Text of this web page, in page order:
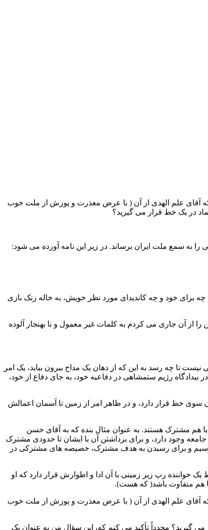
که آقای علم الهدی از آن ( با عرض معذرت و پوزش از ملت خوب
در یک خط قرار می گیرید؟
به سمع ملت ایران برساند. در زیر این نامه آورده می شود:
چه برای خود و چه کاندیدای مورد نظر خویش، به خاله زنک بازی
از آن جاری می کردم به کلمات غیر معمول و نا بهنجار آلوده
تا چه رسد به این که از دهان یک مداح بیرون بیاید، یک امر
رژیم ستمشاهی در دفاعیه خود، به جای دفاع از خود،
خط قرار دارد، و در ظاهر امر از زمین تا آسمان اعمالش
هم مشترک هستند. به عنوان مثال بنده که به آقای حسن
وجود دارد، و برای برداشتن آن با ایشان تا حدودی مشترک
و برای رسیدن به هدف مشترک، خصیصه های مشترکی در
رپ زیر زمینی با آن ادا و اطوارش قرار دارد که او
هم متفاوت باشد( که هست).
که آقای علم الهدی از آن ( با عرض معذرت و پوزش از ملت خوب
گیرید؟ مجدداً تأکید می کنم که، این سؤال من به عنوان یک